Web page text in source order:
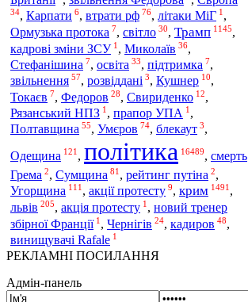
34, Карпати 6, втрати рф 76, літаки МіГ 1 ,
Ормузька протока 7, світло 30, Трамп 1145,
кадрові зміни ЗСУ 1 , Миколаїв 36,
Стефанішина 7, освіта 33, підтримка 7,
звільнення 57, розвіддані 3, Кушнер 10,
Токаєв 7, Федоров 28, Свириденко 12,
Рязанський НПЗ 1 , прапор УПА 1 ,
Полтавщина 55, Умєров 74, блекаут 3,
Одещина 121, політика 16489, смерть
Грема 2, Сумщина 81 , рейтинг путіна 2,
Угорщина 111 , акції протесту 9, крим 1491 ,
львів 205, акція протесту 1, новий тренер
збірної Франції 1 , Чернігів 24, кадиров 48,
винищувачі Rafale 1
РЕКЛАМНІ ПОСИЛАННЯ
Адмін-панель